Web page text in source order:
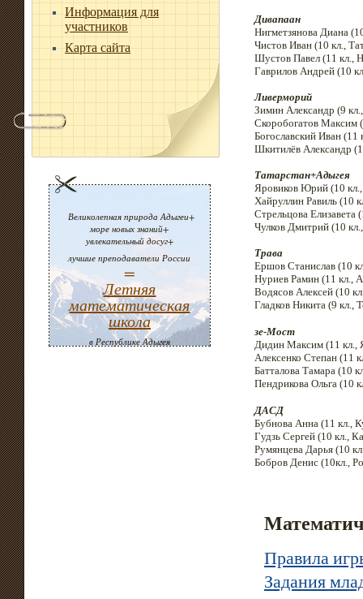
Информация для
участников
Карта сайта
Великолепная природа Адыгеи+
море новых знаний+
увлекательный досуг+
лучшие преподаватели России
=
Летняя
математическая
школа
в Республике Адыгея
Дивапаан
Нигметзянова Диана
Чистов Иван (10 кл.,
Шустов Павел (11 кл.,
Гаврилов Андрей (10
Ливерморий
Зимин Александр (9
Скоробогатов Максим
Богославский Иван (11
Шкитилёв Александр
Татарстан+Адыгея
Яровиков Юрий (10
Хайруллин Равиль (10
Стрельцова Елизавета
Чулков Дмитрий (10
Трава
Ершов Станислав (10
Нуриев Рамин (11 кл.,
Водясов Алексей (10
Гладков Никита (9 кл.,
зе-Мост
Дидин Максим (11 кл.,
Алексенко Степан (11
Батталова Тамара (10
Пендрикова Ольга (10
ДАСД
Бубнова Анна (11 кл.,
Гудзь Сергей (10 кл.,
Румянцева Дарья (10
Бобров Денис (10кл.,
Правила
Задания